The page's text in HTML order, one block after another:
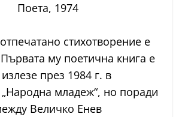
Поета, 1974
стихотворение е
му поетична книга е
през 1984 г. в
„Народна младеж“, но поради
Величко Енев